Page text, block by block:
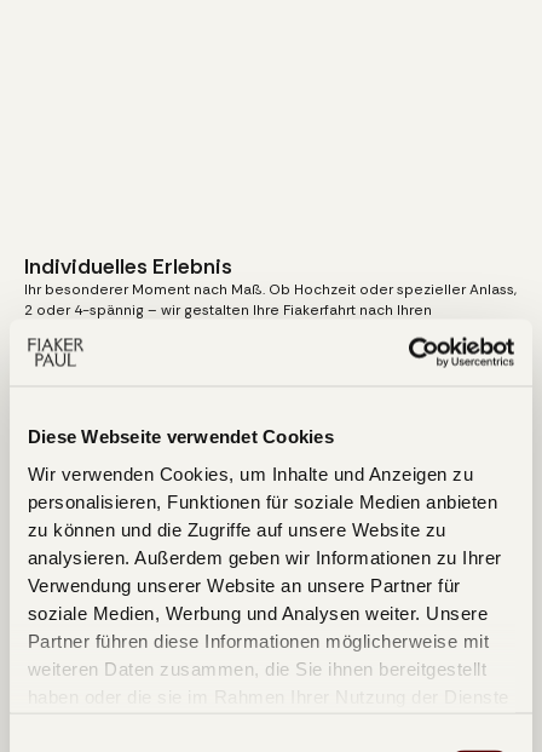
Diese Webseite verwendet Cookies
Wir verwenden Cookies, um Inhalte und Anzeigen zu
personalisieren, Funktionen für soziale Medien anbieten
zu können und die Zugriffe auf unsere Website zu
analysieren. Außerdem geben wir Informationen zu Ihrer
Verwendung unserer Website an unsere Partner für
soziale Medien, Werbung und Analysen weiter. Unsere
Partner führen diese Informationen möglicherweise mit
weiteren Daten zusammen, die Sie ihnen bereitgestellt
ab105€
pro Kutsche
Individuelles Erlebnis
Ihr besonderer Moment nach Maß. Ob Hochzeit oder spezieller Anlass,
2 oder 4-spännig – wir gestalten Ihre Fiakerfahrt nach Ihren
Exklusive Fahrten
Bis zu 4 Personen
Erlebnis anzeigen